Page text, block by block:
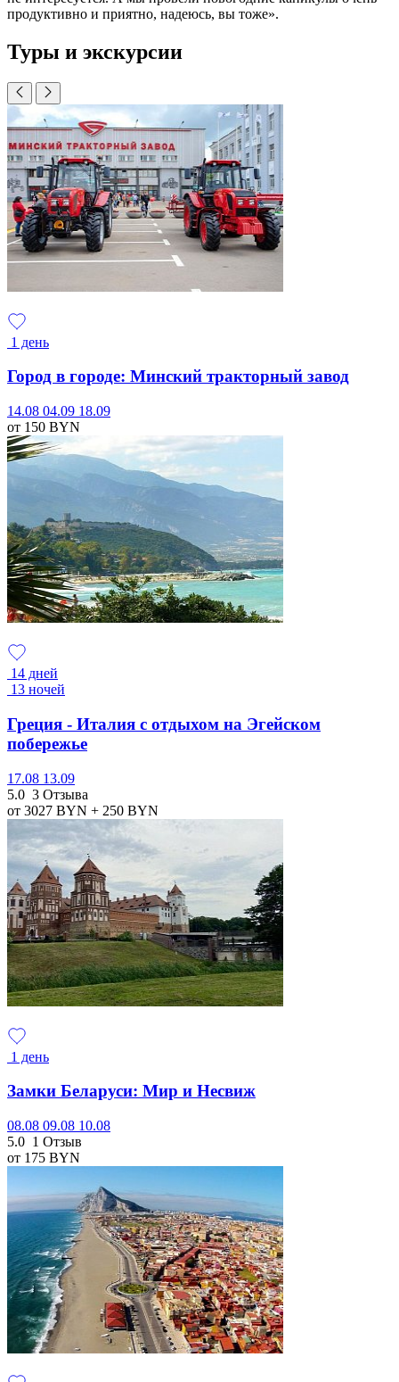
продуктивно и приятно, надеюсь, вы тоже».
Туры и экскурсии
1 день
Город в городе: Минский тракторный завод
14.08 04.09 18.09
от 150 BYN
14 дней
13 ночей
Греция - Италия с отдыхом на Эгейском
побережье
17.08 13.09
5.0 3 Отзыва
от 3027 BYN + 250 BYN
1 день
Замки Беларуси: Мир и Несвиж
08.08 09.08 10.08
5.0 1 Отзыв
от 175 BYN